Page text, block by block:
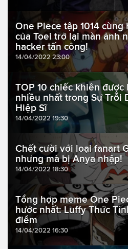
One Piece tập 1014 cùng
của Toei trở lại màn ảnh
hacker tấn công!
14/04/2022 23:00
TOP 10 chiếc khiên
nhiều nhất trong Sự Trỗi
Hiệp Sĩ
14/04/2022 19:30
Chết cười với loại fanart
nhưng mà bị Anya nhập!
14/04/2022 18:30
Tổng hợp meme One
hước nhất: Luffy Thức
điểm
14/04/2022 16:30